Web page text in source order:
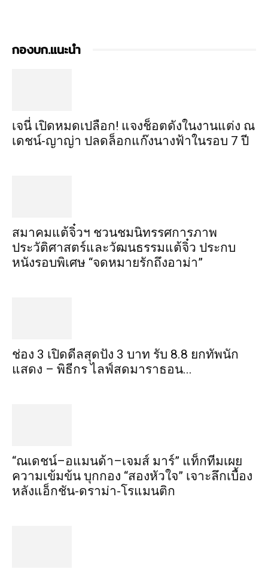
กองบก.แนะนำ
เจนี่ เปิดหมดเปลือก! แจงช็อตดังในงานแต่ง ณ
เดชน์-ญาญ่า ปลดล็อกแก๊งนางฟ้าในรอบ 7 ปี
สมาคมแต้จิ๋วฯ ชวนชมนิทรรศการภาพ
ประวัติศาสตร์และวัฒนธรรมแต้จิ๋ว ประกบ
หนังรอบพิเศษ “จดหมายรักถึงอาม่า”
ช่อง 3 เปิดดีลสุดปัง 3 บาท รับ 8.8 ยกทัพนัก
แสดง – พิธีกร ไลฟ์สดมาราธอน...
“ณเดชน์–อแมนด้า–เจมส์ มาร์” แท็กทีมเผย
ความเข้มข้น บุกกอง “สองหัวใจ” เจาะลึกเบื้อง
หลังแอ็กชัน-ดราม่า-โรแมนติก